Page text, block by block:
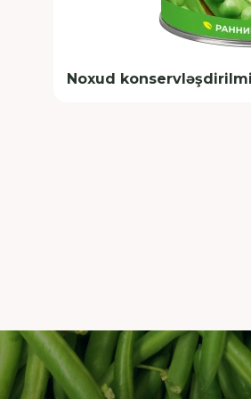
Noxud